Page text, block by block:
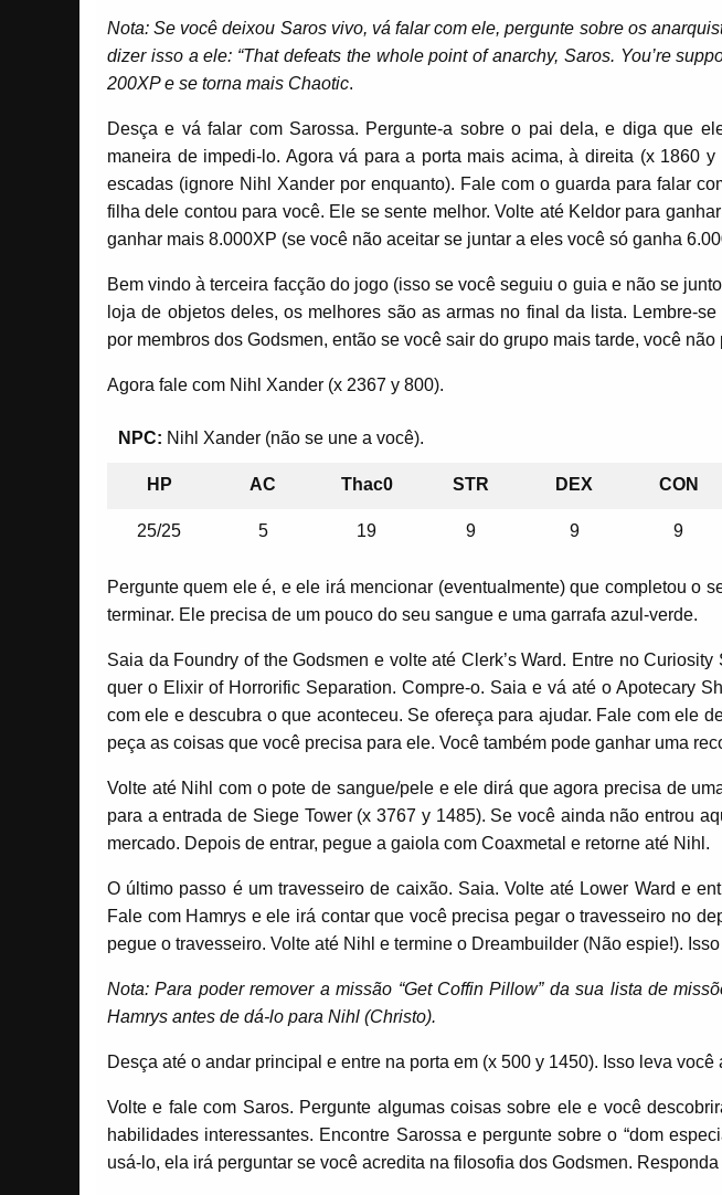
Nota: Se você deixou Saros vivo, vá falar com ele, pergunte sobre os
dizer isso a ele: “That defeats the whole point of anarchy, Saros. You’re
200XP e se torna mais Chaotic.
Desça e vá falar com Sarossa. Pergunte-a sobre o pai dela, e diga que
maneira de impedi-lo. Agora vá para a porta mais acima, à direita (x 1860
escadas (ignore Nihl Xander por enquanto). Fale com o guarda para falar
filha dele contou para você. Ele se sente melhor. Volte até Keldor para
ganhar mais 8.000XP (se você não aceitar se juntar a eles você só ganha
Bem vindo à terceira facção do jogo (isso se você seguiu o guia e não se
loja de objetos deles, os melhores são as armas no final da lista. Lembre-
por membros dos Godsmen, então se você sair do grupo mais tarde, você não
Agora fale com Nihl Xander (x 2367 y 800).
NPC: Nihl Xander (não se une a você).
HP AC Thac0 STR DEX CON
25/25 5 19 9 9 9
Pergunte quem ele é, e ele irá mencionar (eventualmente) que completou o
terminar. Ele precisa de um pouco do seu sangue e uma garrafa azul-verde.
Saia da Foundry of the Godsmen e volte até Clerk’s Ward. Entre no
quer o Elixir of Horrorific Separation. Compre-o. Saia e vá até o Apotecary
com ele e descubra o que aconteceu. Se ofereça para ajudar. Fale com ele
peça as coisas que você precisa para ele. Você também pode ganhar uma
Volte até Nihl com o pote de sangue/pele e ele dirá que agora precisa de
para a entrada de Siege Tower (x 3767 y 1485). Se você ainda não entrou
mercado. Depois de entrar, pegue a gaiola com Coaxmetal e retorne até Nihl.
O último passo é um travesseiro de caixão. Saia. Volte até Lower Ward e
Fale com Hamrys e ele irá contar que você precisa pegar o travesseiro no
pegue o travesseiro. Volte até Nihl e termine o Dreambuilder (Não espie!).
Nota: Para poder remover a missão “Get Coffin Pillow” da sua lista de
Hamrys antes de dá-lo para Nihl (Christo).
Desça até o andar principal e entre na porta em (x 500 y 1450). Isso leva você
Volte e fale com Saros. Pergunte algumas coisas sobre ele e você
habilidades interessantes. Encontre Sarossa e pergunte sobre o “dom
usá-lo, ela irá perguntar se você acredita na filosofia dos Godsmen. Responda